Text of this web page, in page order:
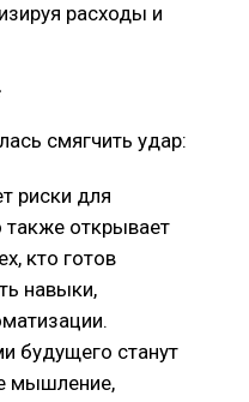
расходы и
смягчить удар:
риски для
также открывает
кто готов
навыки,
будущего станут
мышление,